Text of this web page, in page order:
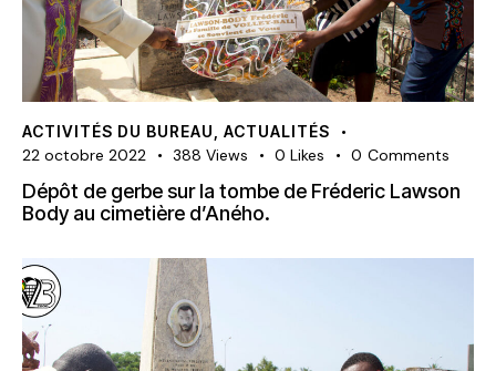
ACTIVITÉS DU BUREAU, ACTUALITÉS
22 octobre 2022 388 Views 0 Likes 0 Comments
Dépôt de gerbe sur la tombe de Fréderic Lawson
Body au cimetière d’Aného.